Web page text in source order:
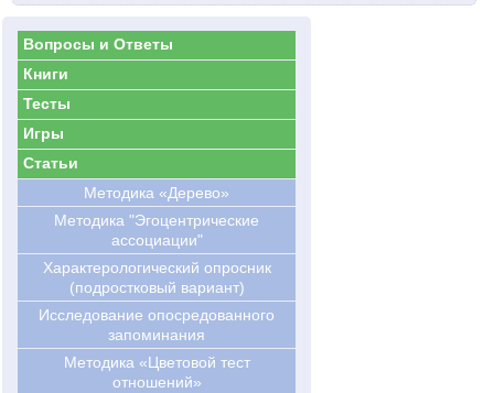
Вопросы и Ответы
Книги
Тесты
Игры
Статьи
Методика «Дерево»
Методика "Эгоцентрические
ассоциации"
Характерологический опросник
(подростковый вариант)
Исследование опосредованного
запоминания
Методика «Цветовой тест
отношений»